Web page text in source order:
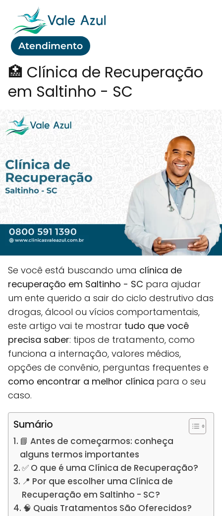
Atendimento
🏥 Clínica de Recuperação
em Saltinho - SC
Se você está buscando uma clínica de
recuperação em Saltinho - SC para ajudar
um ente querido a sair do ciclo destrutivo das
drogas, álcool ou vícios comportamentais,
este artigo vai te mostrar tudo que você
precisa saber: tipos de tratamento, como
funciona a internação, valores médios,
opções de convênio, perguntas frequentes e
como encontrar a melhor clínica para o seu
caso.
Sumário
📘 Antes de começarmos: conheça
alguns termos importantes
✅ O que é uma Clínica de Recuperação?
📍 Por que escolher uma Clínica de
Recuperação em Saltinho - SC?
🧠 Quais Tratamentos São Oferecidos?